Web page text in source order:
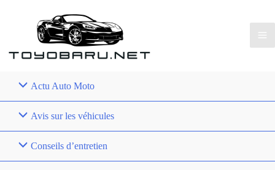
Actu Auto Moto
Avis sur les véhicules
Conseils d’entretien